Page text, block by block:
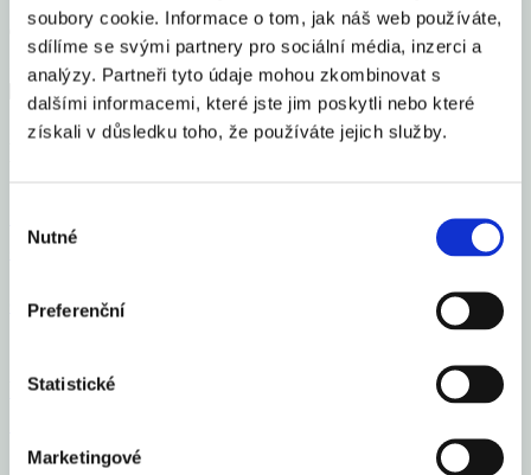
soubory cookie. Informace o tom, jak náš web používáte,
sdílíme se svými partnery pro sociální média, inzerci a
analýzy. Partneři tyto údaje mohou zkombinovat s
dalšími informacemi, které jste jim poskytli nebo které
získali v důsledku toho, že používáte jejich služby.
souhlasu
Nutné
Preferenční
Statistické
Marketingové
Česko se zařadilo mezi 16 elitních světových gastro
destinací roku 2026
Celý článek
Vloni v ČR zbankrotovalo 6 213 podnikatelů, o 16